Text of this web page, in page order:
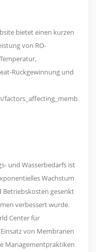
bietet einen kurzen
von RO-
Rückgewinnung und
und Wasserbedarfs ist
Wachstum
Betriebskosten gesenkt
verbessert wurde.
Center für
von Membranen
Managementpraktiken